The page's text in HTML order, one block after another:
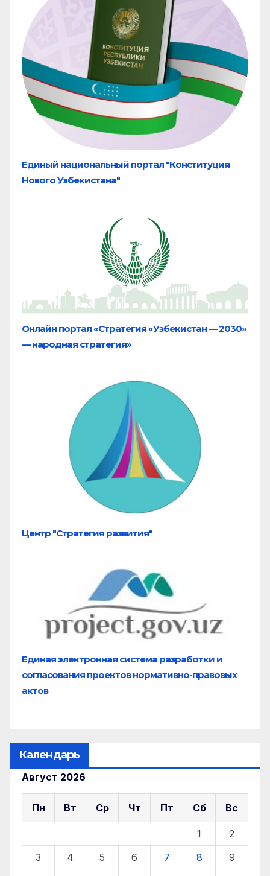
Единый национальный портал "Конституция
Нового Узбекистана"
Онлайн портал «Стратегия «Узбекистан — 2030»
— народная стратегия»
Центр "Стратегия развития"
Единая электронная система разработки и
согласования проектов нормативно-правовых
актов
Календарь
Август 2026
Пн Вт Ср Чт Пт Сб Вс
1
2
3
4 5 6 7 8
9